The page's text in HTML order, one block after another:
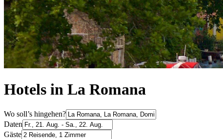
Hotels in La Romana
Wo soll’s hingehen?
Daten
Gäste